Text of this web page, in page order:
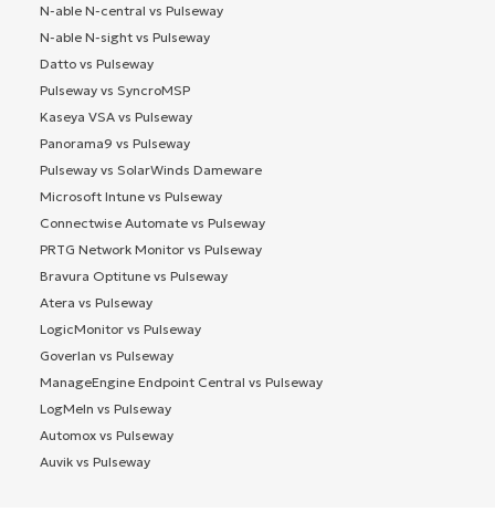
N-able N-central vs Pulseway
N-able N-sight vs Pulseway
Datto vs Pulseway
Pulseway vs SyncroMSP
Kaseya VSA vs Pulseway
Panorama9 vs Pulseway
Pulseway vs SolarWinds Dameware
Microsoft Intune vs Pulseway
Connectwise Automate vs Pulseway
PRTG Network Monitor vs Pulseway
Bravura Optitune vs Pulseway
Atera vs Pulseway
LogicMonitor vs Pulseway
Goverlan vs Pulseway
ManageEngine Endpoint Central vs Pulseway
LogMeIn vs Pulseway
Automox vs Pulseway
Auvik vs Pulseway